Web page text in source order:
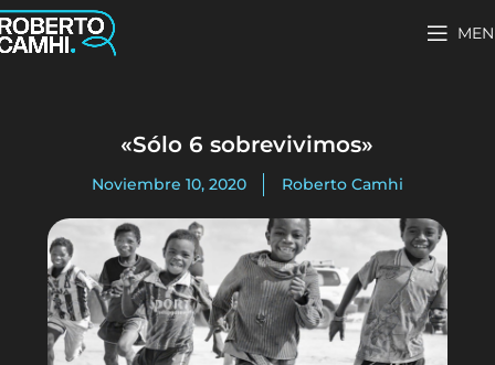
«Sólo 6 sobrevivimos»
Noviembre 10, 2020 Roberto Camhi